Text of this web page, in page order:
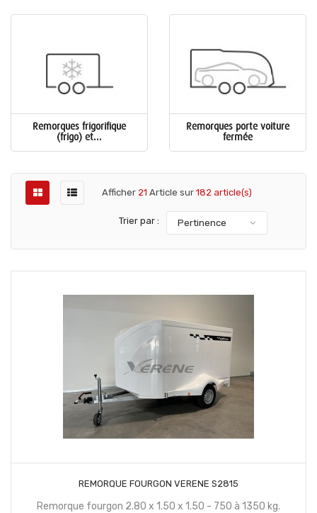
Remorques frigorifique
(frigo) et...
Remorques porte voiture
fermée
Afficher 21 Article sur 182 article(s)
Trier par : Pertinence
REMORQUE FOURGON VERENE S2815
Remorque fourgon 2.80 x 1.50 x 1.50 - 750 à 1350 kg.